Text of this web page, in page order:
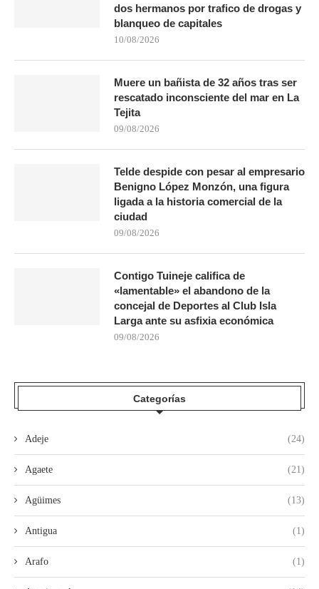
dos hermanos por trafico de drogas y
blanqueo de capitales
10/08/2026
Muere un bañista de 32 años tras ser
rescatado inconsciente del mar en La
Tejita
09/08/2026
Telde despide con pesar al empresario
Benigno López Monzón, una figura
ligada a la historia comercial de la
ciudad
09/08/2026
Contigo Tuineje califica de
«lamentable» el abandono de la
concejal de Deportes al Club Isla
Larga ante su asfixia económica
09/08/2026
Categorías
Adeje (24)
Agaete (21)
Agüimes (13)
Antigua (1)
Arafo (1)